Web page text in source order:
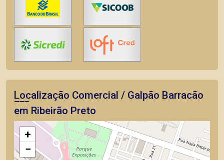
Localização Comercial / Galpão Barracão
em Ribeirão Preto
+
−